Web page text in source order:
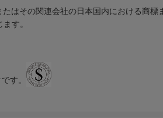
はその関連会社の日本国内における商標
す。
す。